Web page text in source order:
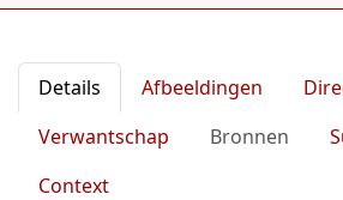
Details Afbeeldingen
Verwantschap
Bronnen
Context